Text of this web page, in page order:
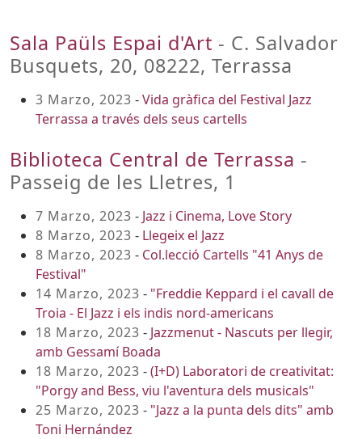
Sala Paüls Espai d'Art - C. Salvador
Busquets, 20, 08222, Terrassa
3 Marzo, 2023 -Vida gràfica del Festival Jazz
Terrassa a través dels seus cartells
Biblioteca Central de Terrassa -
Passeig de les Lletres, 1
7 Marzo, 2023 - Jazz i Cinema, Love Story
8 Marzo, 2023 - Llegeix el Jazz
8 Marzo, 2023 - Col.lecció Cartells "41 Anys de
Festival"
14 Marzo, 2023 - "Freddie Keppard i el cavall de
Troia - El Jazz i els indis nord-americans
18 Marzo, 2023 - Jazzmenut - Nascuts per llegir,
amb Gessamí Boada
18 Marzo, 2023 -(I+D) Laboratori de creativitat:
"Porgy and Bess, viu l'aventura dels musicals"
25 Marzo, 2023 - "Jazz a la punta dels dits" amb
Toni Hernández